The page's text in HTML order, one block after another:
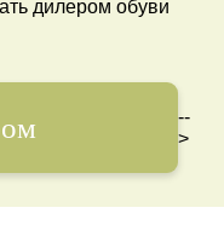
дилером обуви
--
>